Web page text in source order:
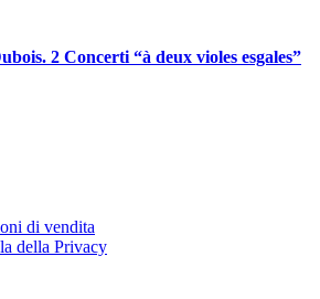
2 Concerti “à deux violes esgales”
di vendita
della Privacy